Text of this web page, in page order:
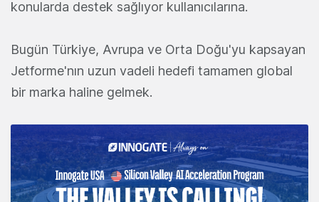
konularda destek sağlıyor kullanıcılarına.
Bugün Türkiye, Avrupa ve Orta Doğu'yu kapsayan
Jetforme'nın uzun vadeli hedefi tamamen global
bir marka haline gelmek.